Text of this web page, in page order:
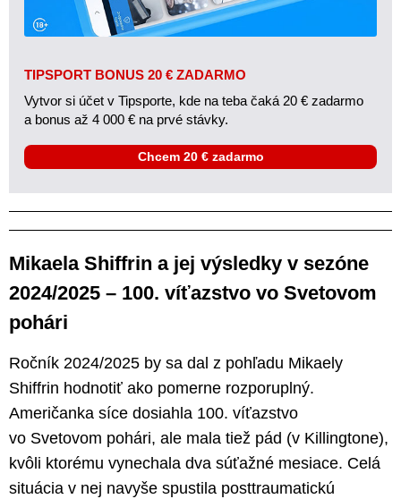
TIPSPORT BONUS 20 € ZADARMO
Vytvor si účet v Tipsporte, kde na teba čaká 20 € zadarmo
a bonus až 4 000 € na prvé stávky.
Chcem 20 € zadarmo
Mikaela Shiffrin a jej výsledky v sezóne
2024/2025 – 100. víťazstvo vo Svetovom
pohári
Ročník 2024/2025 by sa dal z pohľadu Mikaely
Shiffrin hodnotiť ako pomerne rozporuplný.
Američanka síce dosiahla 100. víťazstvo
vo Svetovom pohári, ale mala tiež pád (v Killingtone),
kvôli ktorému vynechala dva súťažné mesiace. Celá
situácia v nej navyše spustila posttraumatickú